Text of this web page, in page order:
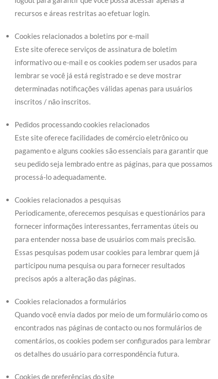
recursos e áreas restritas ao efetuar login.
Cookies relacionados a boletins por e-mail
Este site oferece serviços de assinatura de boletim
informativo ou e-mail e os cookies podem ser usados para
lembrar se você já está registrado e se deve mostrar
determinadas notificações válidas apenas para usuários
inscritos / não inscritos.
Pedidos processando cookies relacionados
Este site oferece facilidades de comércio eletrônico ou
pagamento e alguns cookies são essenciais para garantir que
seu pedido seja lembrado entre as páginas, para que possamos
processá-lo adequadamente.
Cookies relacionados a pesquisas
Periodicamente, oferecemos pesquisas e questionários para
fornecer informações interessantes, ferramentas úteis ou
para entender nossa base de usuários com mais precisão.
Essas pesquisas podem usar cookies para lembrar quem já
participou numa pesquisa ou para fornecer resultados
precisos após a alteração das páginas.
Cookies relacionados a formulários
Quando você envia dados por meio de um formulário como os
encontrados nas páginas de contacto ou nos formulários de
comentários, os cookies podem ser configurados para lembrar
os detalhes do usuário para correspondência futura.
Cookies de preferências do site